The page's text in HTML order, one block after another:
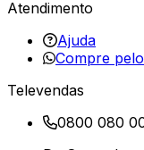
Atendimento
Ajuda
Compre
Televendas
0800 080